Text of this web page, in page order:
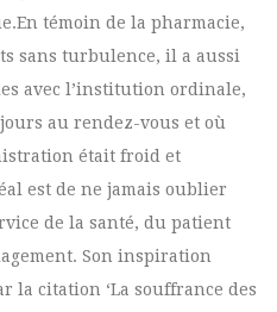
témoin de la pharmacie,
sans turbulence, il a aussi
avec l’institution ordinale,
au rendez-vous et où
était froid et
est de ne jamais oublier
de la santé, du patient
Son inspiration
la citation ‘La souffrance des